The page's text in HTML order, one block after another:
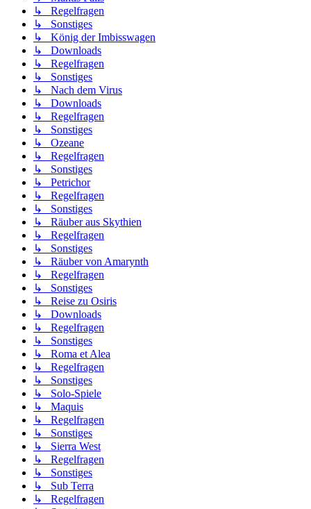
↳ Regelfragen
↳ Sonstiges
↳ König der Imbisswagen
↳ Downloads
↳ Regelfragen
↳ Sonstiges
↳ Nach dem Virus
↳ Downloads
↳ Regelfragen
↳ Sonstiges
↳ Ozeane
↳ Regelfragen
↳ Sonstiges
↳ Petrichor
↳ Regelfragen
↳ Sonstiges
↳ Räuber aus Skythien
↳ Regelfragen
↳ Sonstiges
↳ Räuber von Amarynth
↳ Regelfragen
↳ Sonstiges
↳ Reise zu Osiris
↳ Downloads
↳ Regelfragen
↳ Sonstiges
↳ Roma et Alea
↳ Regelfragen
↳ Sonstiges
↳ Solo-Spiele
↳ Maquis
↳ Regelfragen
↳ Sonstiges
↳ Sierra West
↳ Regelfragen
↳ Sonstiges
↳ Sub Terra
↳ Regelfragen